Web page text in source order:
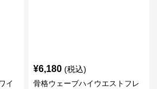
イ
¥6,180 (税込)
骨格ウェーブハイウエストフレ